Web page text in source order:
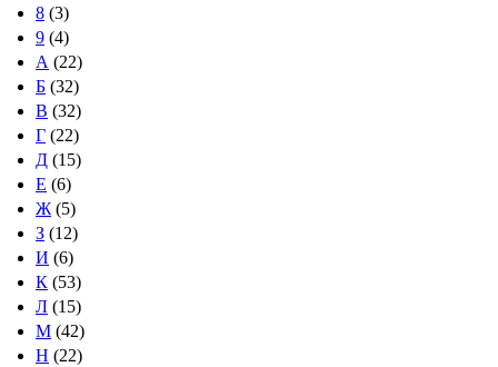
8 (3)
9 (4)
А (22)
Б (32)
В (32)
Г (22)
Д (15)
Е (6)
Ж (5)
З (12)
И (6)
К (53)
Л (15)
М (42)
Н (22)